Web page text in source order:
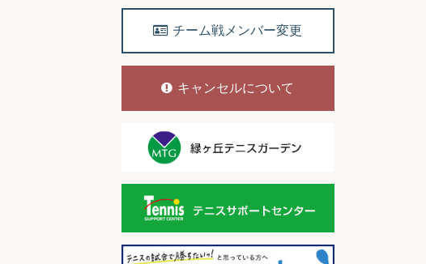
チーム戦メンバー変更
キャンセルについて